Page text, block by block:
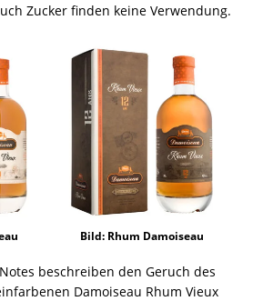
Zucker finden keine Verwendung.
Bild: Rhum Damoiseau
beschreiben den Geruch des
Damoiseau Rhum Vieux